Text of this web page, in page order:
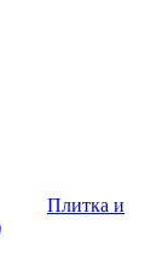
Плитка и